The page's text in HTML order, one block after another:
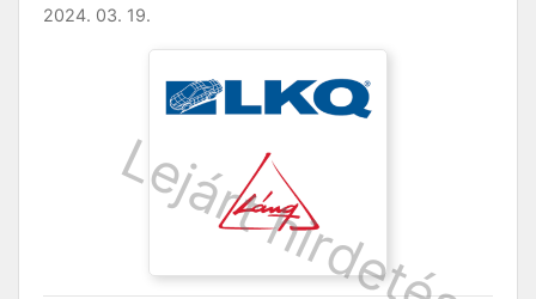
2024. 03. 19.